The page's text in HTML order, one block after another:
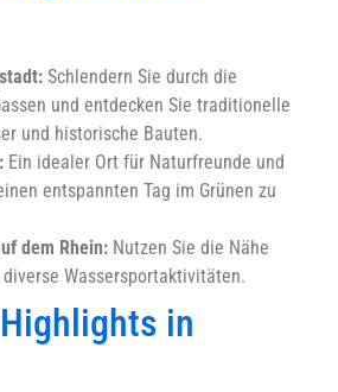
Schlendern Sie durch die
und entdecken Sie traditionelle
und historische Bauten.
Ein idealer Ort für Naturfreunde und
entspannten Tag im Grünen zu
dem Rhein: Nutzen Sie die Nähe
Wassersportaktivitäten.
in